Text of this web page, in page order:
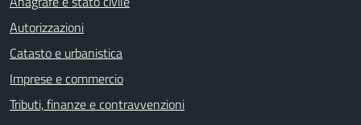
Autorizzazioni
Catasto e urbanistica
Imprese e commercio
Tributi, finanze e contravvenzioni